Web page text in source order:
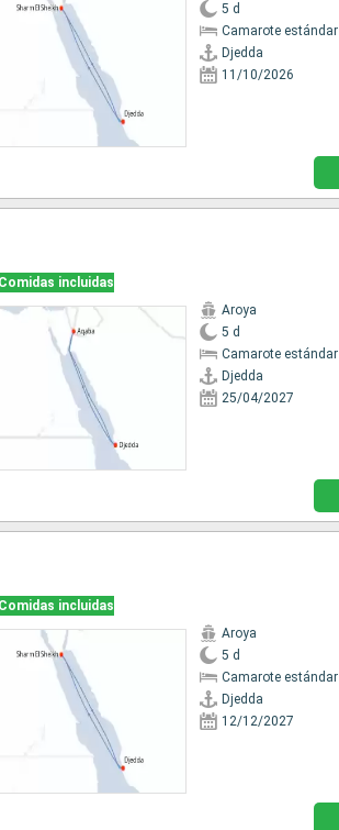
5 d
Camarote estándar
Djedda
11/10/2026
Comidas incluidas
Aroya
5 d
Camarote estándar
Djedda
25/04/2027
Comidas incluidas
Aroya
5 d
Camarote estándar
Djedda
12/12/2027